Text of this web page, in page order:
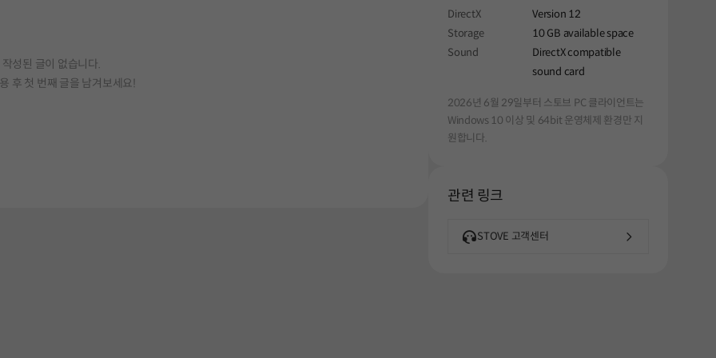
작성된 글이 없습니다.
후 첫 번째 글을 남겨보세요!
DirectX
Version 12
Storage
10 GB available space
Sound
DirectX compatible
sound card
2026년 6월 29일부터 스토브 PC 클라이언트는
Windows 10 이상 및 64bit 운영체제 환경만 지
원합니다.
관련 링크
STOVE 고객센터